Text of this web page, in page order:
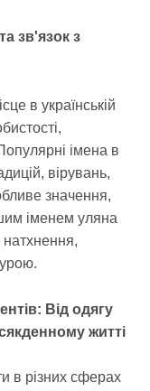
зв'язок з
в українській
імена в
вірувань,
значення,
іменем уляна
натхнення,
Від одягу
житті
в різних сферах